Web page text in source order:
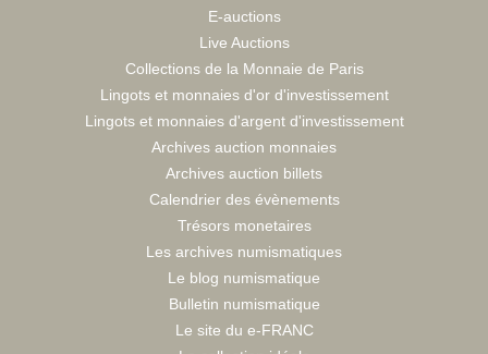
E-auctions
Live Auctions
Collections de la Monnaie de Paris
Lingots et monnaies d'or d'investissement
Lingots et monnaies d'argent d'investissement
Archives auction monnaies
Archives auction billets
Calendrier des évènements
Trésors monetaires
Les archives numismatiques
Le blog numismatique
Bulletin numismatique
Le site du e-FRANC